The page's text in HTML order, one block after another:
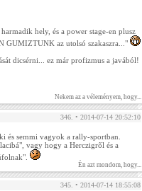
hely, és a power stage-en plusz
GUMIZTUNK az utolsó szakaszra..."
dicsérni... ez már profizmus a javából!
Nekem az a véleményem, hogy...
346. • 2014-07-14 20:52:10
és semmi vagyok a rally-sportban.
vagy hogy a Herczigről és a
Én azt mondom, hogy...
345. • 2014-07-14 18:55:08